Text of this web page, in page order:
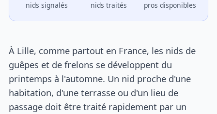
nids signalés nids traités pros disponibles
À Lille, comme partout en France, les nids de
guêpes et de frelons se développent du
printemps à l'automne. Un nid proche d'une
habitation, d'une terrasse ou d'un lieu de
passage doit être traité rapidement par un